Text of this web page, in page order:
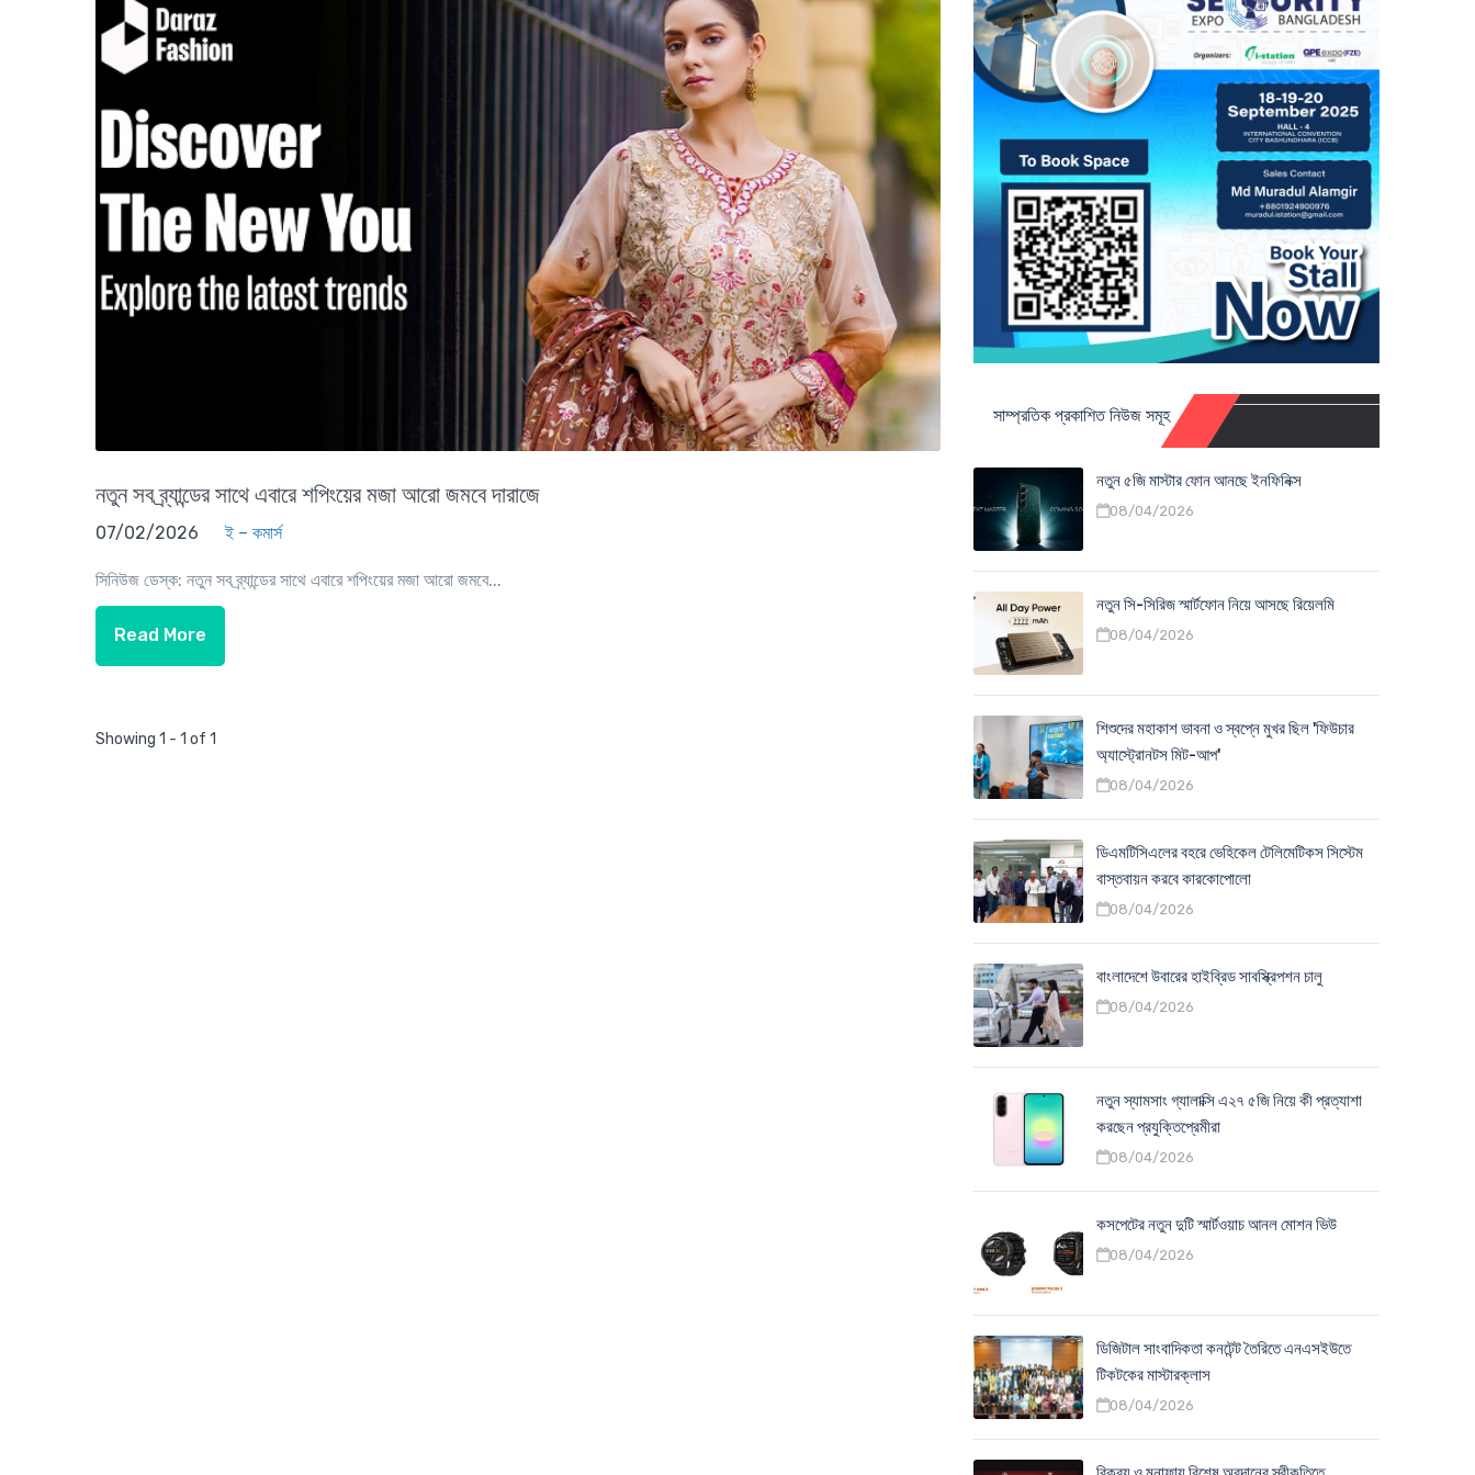
নতুন সব ব্র্যান্ডের সাথে এবারে শপিংয়ের মজা আরো জমবে দারাজে
07/02/2026 ই – কমার্স
সিনিউজ ডেস্ক: নতুন সব ব্র্যান্ডের সাথে এবারে শপিংয়ের মজা আরো জমবে...
Read More
Showing 1 - 1 of 1
সাম্প্রতিক প্রকাশিত নিউজ সমূহ
নতুন ৫জি মাস্টার ফোন আনছে ইনফিনিক্স
08/04/2026
নতুন সি-সিরিজ স্মার্টফোন নিয়ে আসছে রিয়েলমি
08/04/2026
শিশুদের মহাকাশ ভাবনা ও স্বপ্নে মুখর ছিল 'ফিউচার
অ্যাস্ট্রোনটস মিট-আপ'
08/04/2026
ডিএমটিসিএলের বহরে ভেহিকেল টেলিমেটিকস সিস্টেম
বাস্তবায়ন করবে কারকোপোলো
08/04/2026
বাংলাদেশে উবারের হাইব্রিড সাবস্ক্রিপশন চালু
08/04/2026
নতুন স্যামসাং গ্যালাক্সি এ২৭ ৫জি নিয়ে কী প্রত্যাশা
করছেন প্রযুক্তিপ্রেমীরা
08/04/2026
কসপেটের নতুন দুটি স্মার্টওয়াচ আনল মোশন ভিউ
08/04/2026
ডিজিটাল সাংবাদিকতা কনটেন্ট তৈরিতে এনএসইউতে
টিকটকের মাস্টারক্লাস
08/04/2026